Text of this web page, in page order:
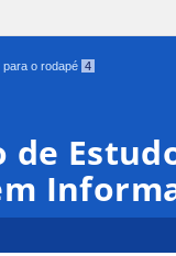
para o rodapé 4
de